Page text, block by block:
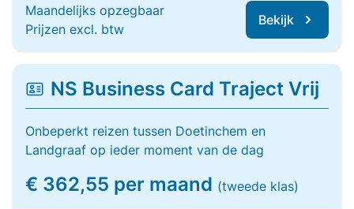
Maandelijks opzegbaar
Prijzen excl. btw
Bekijk
NS Business Card Traject Vrij
Onbeperkt reizen tussen Doetinchem en
Landgraaf op ieder moment van de dag
€ 362,55 per maand (tweede klas)